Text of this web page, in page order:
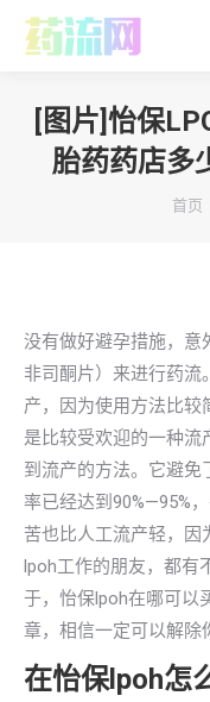
[图片]怡保
胎药药店多
你
首页
没有做好避孕措施，意
非司酮片）来进行药流
产，因为使用方法比较
是比较受欢迎的一种流
到流产的方法。它避免
率已经达到90%—95%
苦也比人工流产轻，因
lpoh工作的朋友，都有
于，怡保lpoh在哪可以
章，相信一定可以解除
在怡保lpoh怎